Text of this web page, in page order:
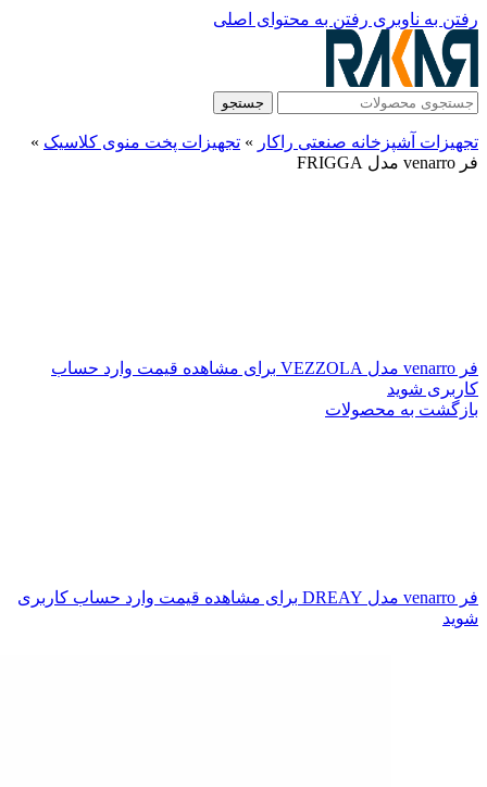
رفتن به ناوبری رفتن به محتوای اصلی
جستجو
تجهیزات آشپزخانه صنعتی راکار » تجهیزات پخت منوی کلاسیک »
فر venarro مدل FRIGGA
فر venarro مدل VEZZOLA
برای مشاهده قیمت وارد حساب
کاربری شوید
بازگشت به محصولات
فر venarro مدل DREAY
برای مشاهده قیمت وارد حساب کاربری
شوید